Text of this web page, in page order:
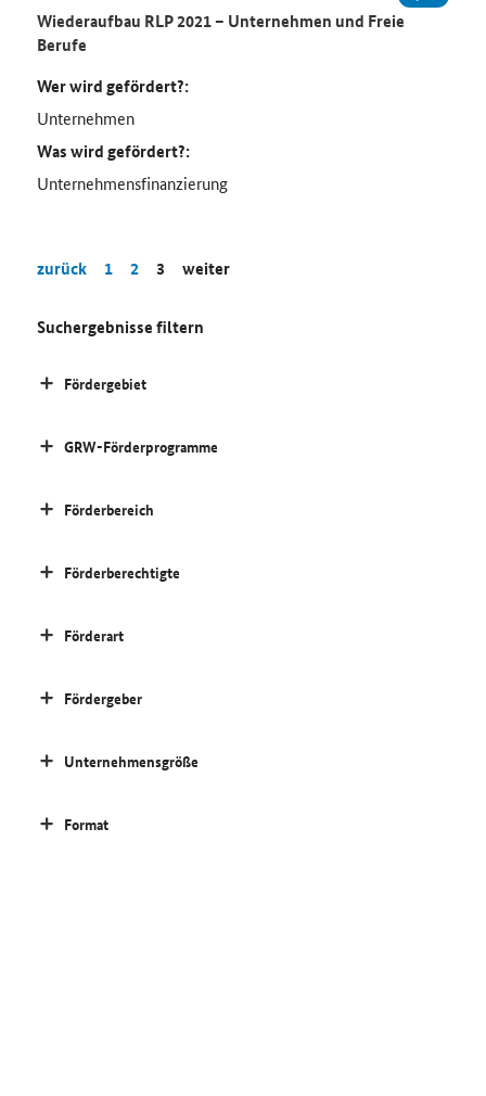
Wiederaufbau RLP 2021 – Unternehmen und Freie
Berufe
Wer wird gefördert?:
Unternehmen
Was wird gefördert?:
Unternehmensfinanzierung
zurück 1 2 3 weiter
Suchergebnisse filtern
Fördergebiet
GRW-Förderprogramme
Förderbereich
Förderberechtigte
Förderart
Fördergeber
Unternehmensgröße
Format